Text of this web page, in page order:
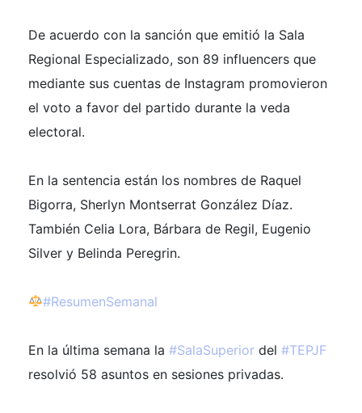
De acuerdo con la sanción que emitió la Sala
Regional Especializado, son 89 influencers que
mediante sus cuentas de Instagram promovieron
el voto a favor del partido durante la veda
electoral.
En la sentencia están los nombres de Raquel
Bigorra, Sherlyn Montserrat González Díaz.
También Celia Lora, Bárbara de Regil, Eugenio
Silver y Belinda Peregrin.
#ResumenSemanal
En la última semana la #SalaSuperior del #TEPJF
resolvió 58 asuntos en sesiones privadas.